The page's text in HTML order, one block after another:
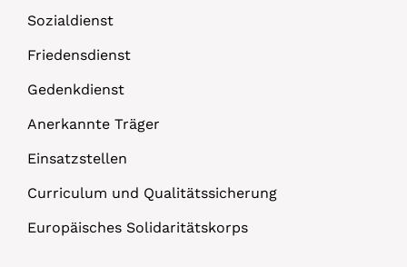
Sozialdienst
Friedensdienst
Gedenkdienst
Anerkannte Träger
Einsatzstellen
Curriculum und Qualitätssicherung
Europäisches Solidaritätskorps